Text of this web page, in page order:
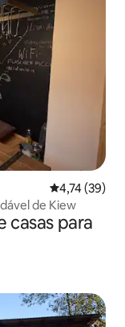
4,74 de uma
4,74 (39)
de Kiew
para